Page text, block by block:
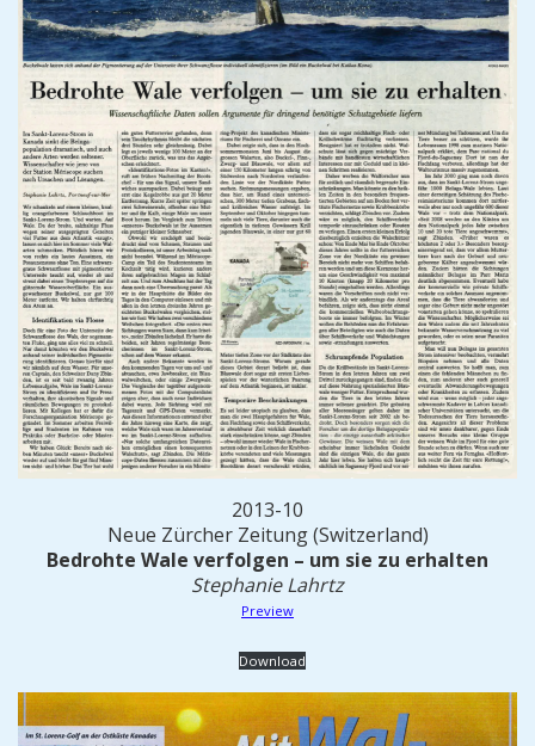
2013-10
Neue Zürcher Zeitung (Switzerland)
Bedrohte Wale verfolgen – um sie zu erhalten
Stephanie Lahrtz
Preview
Download